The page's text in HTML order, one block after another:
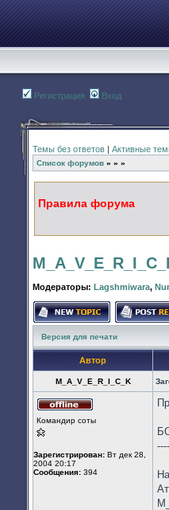
Регистрация Вход
Темы без ответов | Активные
Список форумов » » »
Правила форума
Модераторы: Lagshmiwara,
Начать новую
Версия для печати
Автор
M_A_V_E_R_I_C_K
в
Командир соты
Зарегистрирован: Вт дек 28,
2004 20:17
Сообщения: 394